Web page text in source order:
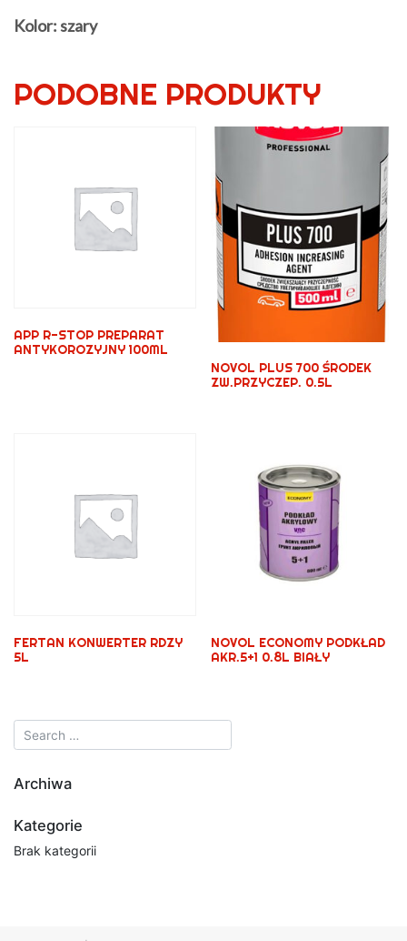
Kolor: szary
PODOBNE PRODUKTY
APP R-STOP PREPARAT
ANTYKOROZYJNY 100ML
NOVOL PLUS 700 ŚRODEK
ZW.PRZYCZEP. 0.5L
FERTAN KONWERTER RDZY
5L
NOVOL ECONOMY PODKŁAD
AKR.5+1 0.8L BIAŁY
Archiwa
Kategorie
Brak kategorii